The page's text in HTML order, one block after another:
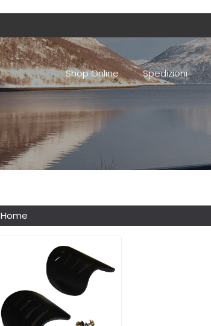
Shop Online Spedizioni
Home